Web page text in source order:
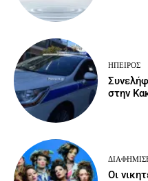
ΉΠΕΙΡΟΣ
στην
Οι